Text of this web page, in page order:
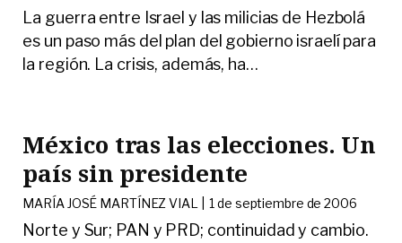
La guerra entre Israel y las milicias de Hezbolá
es un paso más del plan del gobierno israelí para
la región. La crisis, además, ha…
México tras las elecciones. Un
país sin presidente
MARÍA JOSÉ MARTÍNEZ VIAL |1 de septiembre de 2006
Norte y Sur; PAN y PRD; continuidad y cambio.